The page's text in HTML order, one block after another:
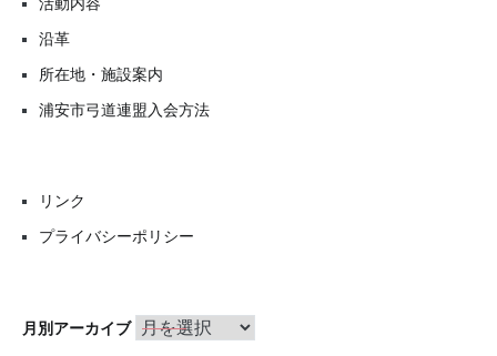
沿革
所在地・施設案内
浦安市弓道連盟入会方法
リンク
プライバシーポリシー
月別アーカイブ 月
別